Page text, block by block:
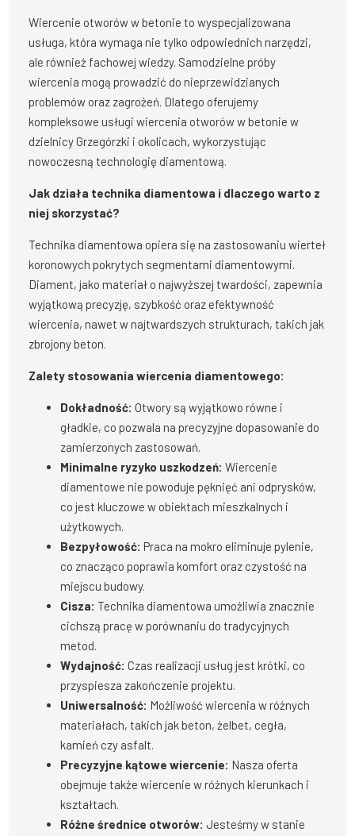
Wiercenie otworów w betonie to wyspecjalizowana
usługa, która wymaga nie tylko odpowiednich narzędzi,
ale również fachowej wiedzy. Samodzielne próby
wiercenia mogą prowadzić do nieprzewidzianych
problemów oraz zagrożeń. Dlatego oferujemy
kompleksowe usługi wiercenia otworów w betonie w
dzielnicy Grzegórzki i okolicach, wykorzystując
nowoczesną technologię diamentową.
Jak działa technika diamentowa i dlaczego warto z
niej skorzystać?
Technika diamentowa opiera się na zastosowaniu wierteł
koronowych pokrytych segmentami diamentowymi.
Diament, jako materiał o najwyższej twardości, zapewnia
wyjątkową precyzję, szybkość oraz efektywność
wiercenia, nawet w najtwardszych strukturach, takich jak
zbrojony beton.
Zalety stosowania wiercenia diamentowego:
Dokładność: Otwory są wyjątkowo równe i
gładkie, co pozwala na precyzyjne dopasowanie do
zamierzonych zastosowań.
Minimalne ryzyko uszkodzeń: Wiercenie
diamentowe nie powoduje pęknięć ani odprysków,
co jest kluczowe w obiektach mieszkalnych i
użytkowych.
Bezpyłowość: Praca na mokro eliminuje pylenie,
co znacząco poprawia komfort oraz czystość na
miejscu budowy.
Cisza: Technika diamentowa umożliwia znacznie
cichszą pracę w porównaniu do tradycyjnych
metod.
Wydajność: Czas realizacji usług jest krótki, co
przyspiesza zakończenie projektu.
Uniwersalność: Możliwość wiercenia w różnych
materiałach, takich jak beton, żelbet, cegła,
kamień czy asfalt.
Precyzyjne kątowe wiercenie: Nasza oferta
obejmuje także wiercenie w różnych kierunkach i
kształtach.
Różne średnice otworów: Jesteśmy w stanie